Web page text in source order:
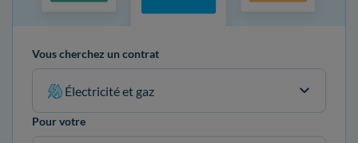
Vous cherchez un contrat
Électricité et gaz
Pour votre